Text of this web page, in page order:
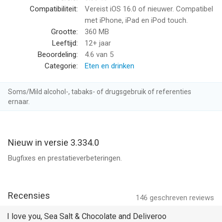
Laat je boodschappen leveren in één klik!
Of je nu een hele boodschappenlijst hebt, of je net de ene
essentiële ingrediënt mist voor je avondeten, Carrefour,
staan klaar om tot aan jouw deur te leveren.
en lekkere traktaties, staan wij klaar om de boodschappen te
leveren die jij nodig hebt. Kies uit jouw favoriete supermarkten
zoals Delhaize, Carrefour en meer.
Compatibiliteit:
Vereist iOS 16.0 of nieuwer. Compatibel
met iPhone, iPad en iPod touch.
Grootte:
360 MB
Leeftijd:
12+ jaar
Beoordeling:
4.6 van 5
Categorie:
Eten en drinken
Soms/Mild alcohol-, tabaks- of drugsgebruik of referenties
ernaar.
Nieuw in versie 3.334.0
Bugfixes en prestatieverbeteringen.
146 geschreven reviews
Recensies
I love you, Sea Salt & Chocolate and Deliveroo